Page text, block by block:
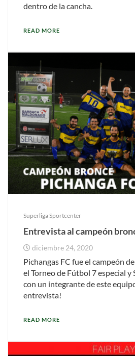
dentro de la cancha.
READ MORE
Superliga Sportcenter
Entrevista al campeón
diciembre 24, 2020
Pichangas FC fue el campeón
el Torneo de Fútbol 7 especial
con un integrante de este
entrevista!
READ MORE